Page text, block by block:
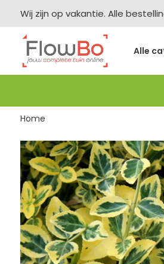
Wij zijn op vakantie. Alle
Alle
Home